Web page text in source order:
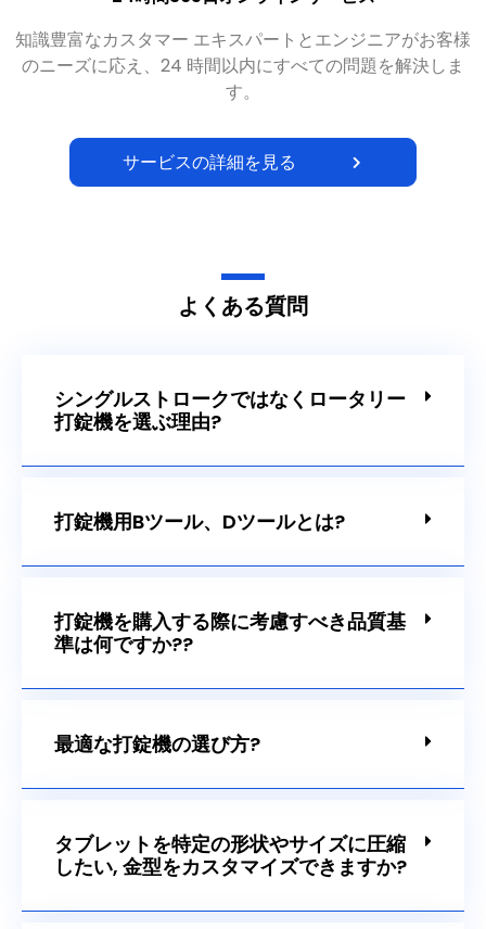
24時間365日オンラインサービス
知識豊富なカスタマー エキスパートとエンジニアがお客様
のニーズに応え、24 時間以内にすべての問題を解決しま
す。
打錠機を選ぶ理由?
打錠機用Bツール、Dツールとは?
打錠機を購入する際に考慮すべき品質基
準は何ですか??
最適な打錠機の選び方?
タブレットを特定の形状やサイズに圧縮
したい, 金型をカスタマイズできますか?